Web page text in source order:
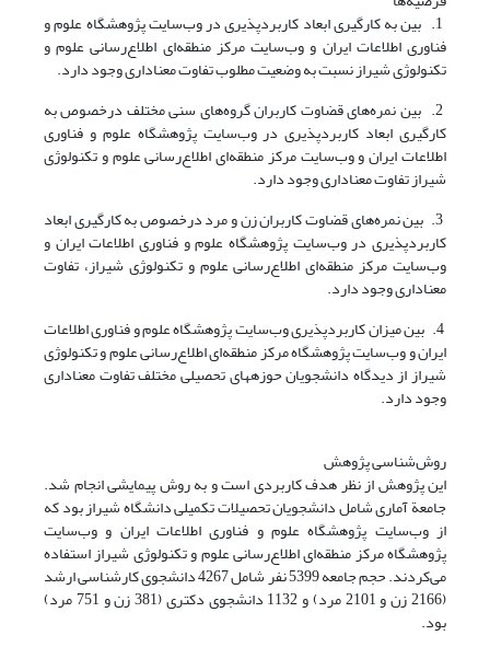
1. بین به کارگیری ابعاد کاربردپذیری در وب‌سایت پژوهشگاه علوم و
فناوری اطلاعات ایران و وب‌سایت مرکز منطقه‌ای اطلاع‌رسانی علوم و
تکنولوژی شیراز نسبت به وضعیت مطلوب تفاوت معناداری وجود دارد.
2. بین نمره‌های قضاوت کاربران گروه‌های سنی مختلف درخصوص به
کارگیری ابعاد کاربردپذیری در وب‌سایت پژوهشگاه علوم و فناوری
اطلاعات ایران و وب‌سایت مرکز منطقه‌ای اطلاع‌رسانی علوم و تکنولوژی
شیراز تفاوت معناداری وجود دارد.
3. بین نمره‌های قضاوت کاربران زن و مرد درخصوص به کارگیری ابعاد
کاربردپذیری در وب‌سایت پژوهشگاه علوم و فناوری اطلاعات ایران و
وب‌سایت مرکز منطقه‌ای اطلاع‌رسانی علوم و تکنولوژی شیراز، تفاوت
معناداری وجود دارد.
4. بین میزان کاربردپذیری وب‌سایت پژوهشگاه علوم و فناوری اطلاعات
ایران و وب‌سایت پژوهشگاه مرکز منطقه‌ای اطلاع‌رسانی علوم و تکنولوژی
شیراز از دیدگاه دانشجویان حوزه­های تحصیلی مختلف تفاوت معناداری
وجود دارد.
روش‌شناسی پژوهش
این پژوهش از نظر هدف کاربردی است و به روش پیمایشی انجام شد.
جامعة آماری شامل دانشجویان تحصیلات تکمیلی دانشگاه شیراز بود که
از وب‌سایت پژوهشگاه علوم و فناوری اطلاعات ایران و وب‌سایت
پژوهشگاه مرکز منطقه‌ای اطلاع‌رسانی علوم و تکنولوژی شیراز استفاده
می‌کردند. حجم جامعه 5399 نفر شامل 4267 دانشجوی کارشناسی ارشد
(2166 زن و 2101 مرد) و 1132 دانشجوی دکتری (381 زن و 751 مرد)
بود.